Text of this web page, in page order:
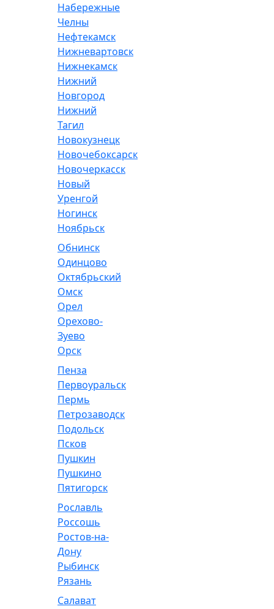
Набережные
Челны
Нефтекамск
Нижневартовск
Нижнекамск
Нижний
Новгород
Нижний
Тагил
Новокузнецк
Новочебоксарск
Новочеркасск
Новый
Уренгой
Ногинск
Ноябрьск
Обнинск
Одинцово
Октябрьский
Омск
Орел
Орехово-
Зуево
Орск
Пенза
Первоуральск
Пермь
Петрозаводск
Подольск
Псков
Пушкин
Пушкино
Пятигорск
Рославль
Россошь
Ростов-на-
Дону
Рыбинск
Рязань
Салават